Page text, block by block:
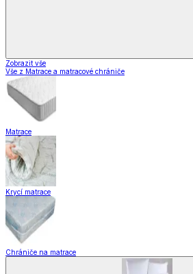
Zobrazit vše
Vše z Matrace a matracové chrániče
Matrace
Krycí matrace
Chrániče na matrace